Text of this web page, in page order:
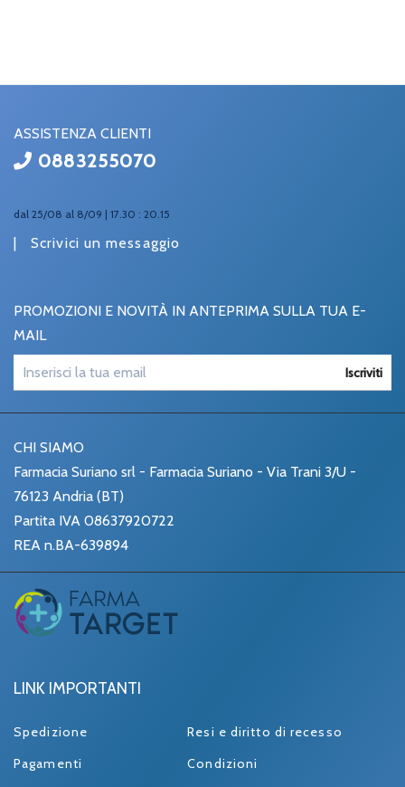
ASSISTENZA CLIENTI
0883255070
dal 25/08 al 8/09 | 17.30 : 20.15
| Scrivici un messaggio
PROMOZIONI E NOVITÀ IN ANTEPRIMA SULLA TUA E-
MAIL
Iscriviti
CHI SIAMO
Farmacia Suriano srl - Farmacia Suriano - Via Trani 3/U -
76123 Andria (BT)
Partita IVA 08637920722
REA n.BA-639894
LINK IMPORTANTI
Spedizione
Resi e diritto di recesso
Pagamenti
Condizioni